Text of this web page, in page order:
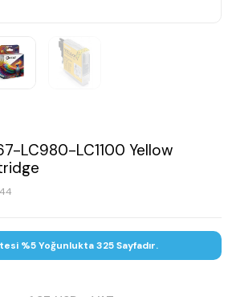
LC980-LC1100 Yellow
%5 Yoğunlukta 325 Sayfadır.